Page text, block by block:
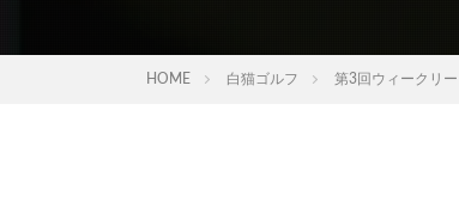
HOME 白猫ゴルフ 第3回ウィークリ